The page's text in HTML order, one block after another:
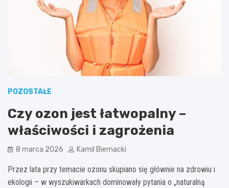
POZOSTAŁE
Czy ozon jest łatwopalny –
właściwości i zagrożenia
8 marca 2026 Kamil Biernacki
Przez lata przy temacie ozonu skupiano się głównie na zdrowiu i
ekologii – w wyszukiwarkach dominowały pytania o „naturalną